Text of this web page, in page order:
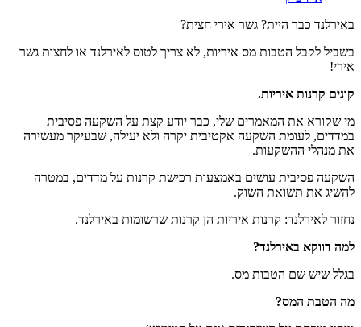
באירלנד כבר היית? גשר אירי חצית?
בשביל לקבל הטבות מס איריות, לא צריך לטוס לאירלנד או לחצות גשר
אירי!
קונים קרנות איריות.
מי שקורא את המאמרים שלי, כבר יודע קצת על השקעה פסיבית
במדדים, לעומת השקעה אקטיבית יקרה ולא יעילה, שבעיקר מעשירה
את מנהלי ההשקעות.
השקעה פסיבית עושים באמצעות רכישת קרנות על מדדים, במטרה
להשיג את תשואת השוק.
נחזור לאירלנד: קרנות איריות הן קרנות שרשומות באירלנד.
למה דווקא באירלנד?
בגלל שיש שם הטבות מס.
מה הטבת המס?